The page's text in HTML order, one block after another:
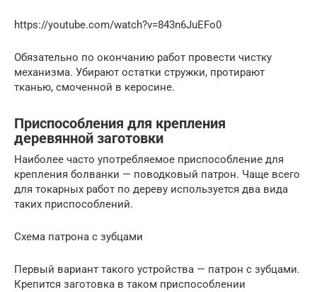
https://youtube.com/watch?v=843n6JuEFo0
Обязательно по окончанию работ провести чистку
механизма. Убирают остатки стружки, протирают
тканью, смоченной в керосине.
Приспособления для крепления
деревянной заготовки
Наиболее часто употребляемое приспособление для
крепления болванки — поводковый патрон. Чаще всего
для токарных работ по дереву используется два вида
таких приспособлений.
Схема патрона с зубцами
Первый вариант такого устройства — патрон с зубцами.
Крепится заготовка в таком приспособлении